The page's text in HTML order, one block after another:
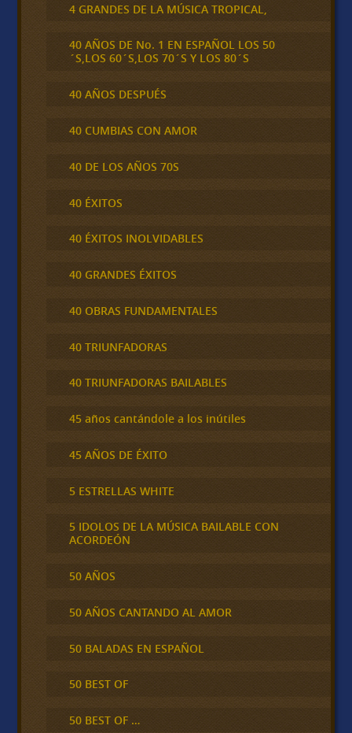
4 GRANDES DE LA MÚSICA TROPICAL,
40 AÑOS DE No. 1 EN ESPAÑOL LOS 50
´S,LOS 60´S,LOS 70´S Y LOS 80´S
40 AÑOS DESPUÉS
40 CUMBIAS CON AMOR
40 DE LOS AÑOS 70S
40 ÉXITOS
40 ÉXITOS INOLVIDABLES
40 GRANDES ÉXITOS
40 OBRAS FUNDAMENTALES
40 TRIUNFADORAS
40 TRIUNFADORAS BAILABLES
45 años cantándole a los inútiles
45 AÑOS DE ÉXITO
5 ESTRELLAS WHITE
5 IDOLOS DE LA MÚSICA BAILABLE CON
ACORDEÓN
50 AÑOS
50 AÑOS CANTANDO AL AMOR
50 BALADAS EN ESPAÑOL
50 BEST OF
50 BEST OF …